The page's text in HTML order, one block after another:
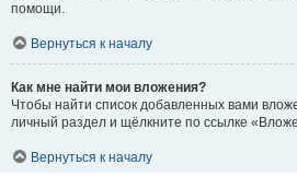
помощи.
Вернуться к началу
Как мне найти мои вложения?
Чтобы найти список добавленных вами
личный раздел и щёлкните по ссылке
Вернуться к началу